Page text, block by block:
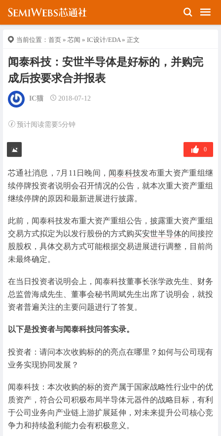
当前位置： 首页 » 芯闻 » IC设计/EDA» 正文
闻泰科技：安世半导体是好标的，并购完
成后按要求合并报表
IC猫 2018-07-12
预计阅读需要5分钟
0
芯通社消息，7月11日晚间， 闻泰科技发布重大资产重组继
续停牌投资者说明会召开情况的公告，就本次重大资产重组
继续停牌的原因和最新进展进行披露。
此前，闻泰科技发布重大资产重组公告，披露重大资产重组
交易方式拟定为以发行股份的方式购买安世半导体的间接控
股股权，具体交易方式可能根据交易进展进行调整，目前尚
未最终确定。
在当日投资者说明会上，闻泰科技董事长张学政先生、财务
总监曾海成先生、董事会秘书周斌先生出席了说明会，就投
资者普遍关注的主要问题进行了答复。
以下是投资者与闻泰科技问答实录。
投资者：请问本次收购标的的亮点在哪里？如何与公司现有
业务实现协同发展？
闻泰科技：本次收购的标的资产属于国家战略性行业中的优
质资产，符合公司积极布局半导体元器件的战略目标，有利
于公司业务向产业链上游扩展延伸，对未来提升公司核心竞
争力和持续盈利能力会有积极意义。